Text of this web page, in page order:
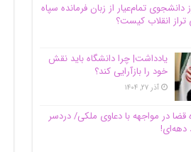
تمام‌عیار از زبان فرمانده سپاه
تراز انقلاب کیست؟
یادداشت| چرا دانشگاه باید نقش
خود را بازآرایی کند؟
آذر ۲۷, ۱۴۰۴
در مواجهه با دعاوی ملکی/ دردسر
دهه‌ای!